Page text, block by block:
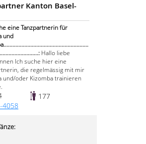
Kanton Basel-
eine Tanzpartnerin für
und
Hallo liebe
Ich suche hier eine
die regelmässig mit mir
und/oder Kizomba trainieren
177
4058